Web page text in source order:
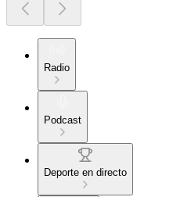
Radio
Podcast
Deporte en directo